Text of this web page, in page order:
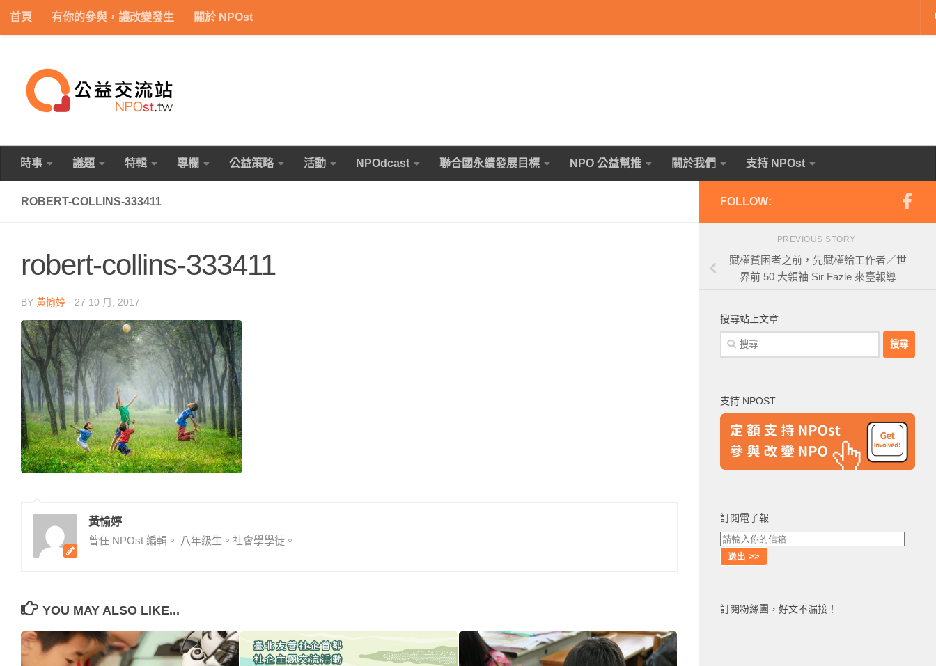
Skip to content
首頁 有你的參與，讓改變發生 關於 NPOst
時事 議題 特輯 專欄 公益策略 活動 NPOdcast 聯合國永續發展目標 NPO 公益幫推 關於我們 支持 NPOst
ROBERT-COLLINS-333411
robert-collins-333411
BY 黃愉婷 · 27 10 月, 2017
黃愉婷
曾任 NPOst 編輯。 八年級生。社會學學徒。
YOU MAY ALSO LIKE...
FOLLOW:
PREVIOUS STORY
賦權貧困者之前，先賦權給工作者／世
界前 50 大領袖 Sir Fazle 來臺報導
搜尋站上文章
搜
尋
字:
支持 NPOST
訂閱電子報
訂閱粉絲團，好文不漏接！